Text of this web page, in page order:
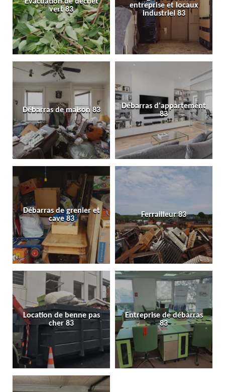
vert 83
entreprise et locaux
industriel 83
Débarras de maison 83
Débarras d'appartement
83
Débarras de grenier et
cave 83
Ferrailleur 83
Location de benne pas
cher 83
Entreprise de débarras
83